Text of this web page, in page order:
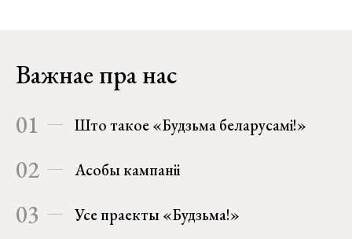
Важнае пра нас
01 Што такое «Будзьма беларусамі!»
02 Асобы кампаніі
03 Усе праекты «Будзьма!»